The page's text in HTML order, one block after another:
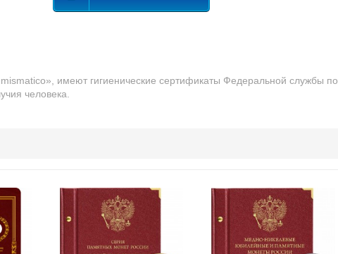
имеют гигиенические сертификаты Федеральной службы по
человека.